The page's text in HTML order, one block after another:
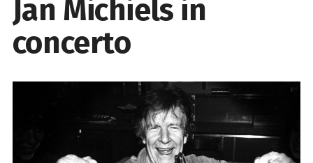
Jan Michiels in
concerto